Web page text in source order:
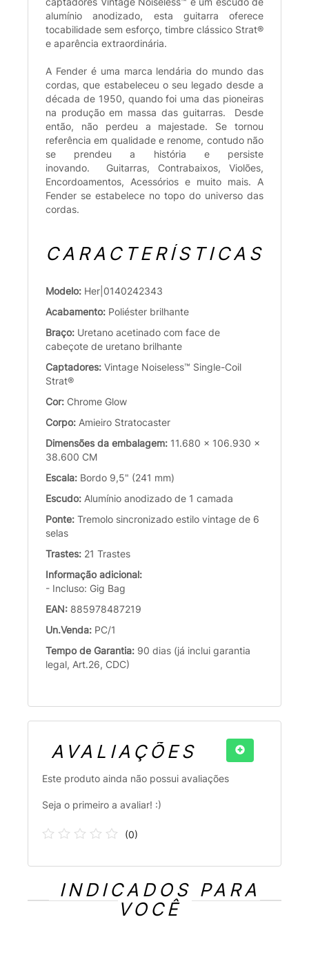
alumínio anodizado, esta guitarra oferece
tocabilidade sem esforço, timbre clássico Strat®
e aparência extraordinária.
A Fender é uma marca lendária do mundo das
cordas, que estabeleceu o seu legado desde a
década de 1950, quando foi uma das pioneiras
na produção em massa das guitarras. Desde
então, não perdeu a majestade. Se tornou
referência em qualidade e renome, contudo não
se prendeu a história e persiste
inovando. Guitarras, Contrabaixos, Violões,
Encordoamentos, Acessórios e muito mais. A
Fender se estabelece no topo do universo das
cordas.
CARACTERÍSTICAS
Modelo: Her|0140242343
Acabamento: Poliéster brilhante
Braço: Uretano acetinado com face de
cabeçote de uretano brilhante
Captadores: Vintage Noiseless™ Single-Coil
Strat®
Cor: Chrome Glow
Corpo: Amieiro Stratocaster
Dimensões da embalagem: 11.680 x 106.930 x
38.600 CM
Escala: Bordo 9,5" (241 mm)
Escudo: Alumínio anodizado de 1 camada
Ponte: Tremolo sincronizado estilo vintage de 6
selas
Trastes: 21 Trastes
Informação adicional:
- Incluso: Gig Bag
EAN: 885978487219
Un.Venda: PC/1
Tempo de Garantia: 90 dias (já inclui garantia
legal, Art.26, CDC)
AVALIAÇÕES
Este produto ainda não possui avaliações
Seja o primeiro a avaliar! :)
(0)
INDICADOS PARA
VOCÊ